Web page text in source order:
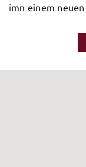
imn einem